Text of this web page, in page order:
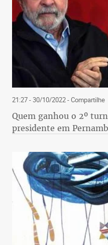
21:27 - 30/10/2022- Compartilhe
Quem ganhou o 2º
presidente em